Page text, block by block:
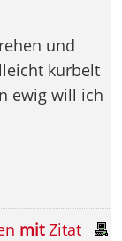
und
kurbelt
ewig will ich
mitZitat